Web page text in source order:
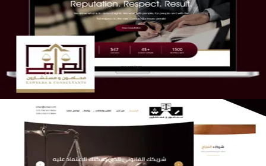
موقع الصرامي للمحاماة
التفاصيل